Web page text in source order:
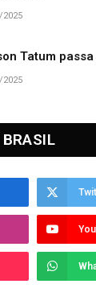
2025
Tatum
2025